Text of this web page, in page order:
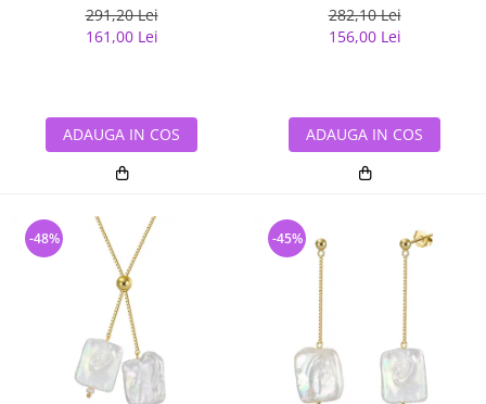
291,20 Lei
161,00 Lei
ADAUGA IN COS
282,10 Lei
156,00 Lei
ADAUGA IN COS
-48% -45%